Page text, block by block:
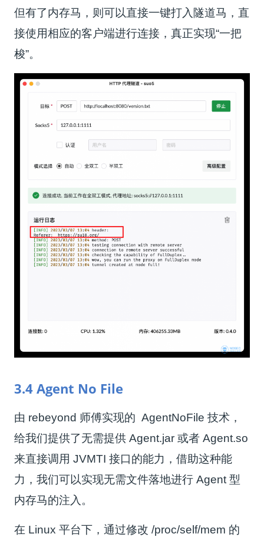
但有了内存马，则可以直接一键打入隧道马，直
接使用相应的客户端进行连接，真正实现“一把
梭”。
3.4 Agent No File
由 rebeyond 师傅实现的 AgentNoFile 技术，
给我们提供了无需提供Agent.jar 或者Agent.so
来直接调用 JVMTI 接口的能力，借助这种能
力，我们可以实现无需文件落地进行 Agent 型
内存马的注入。
在 Linux 平台下，通过修改/proc/self/mem 的